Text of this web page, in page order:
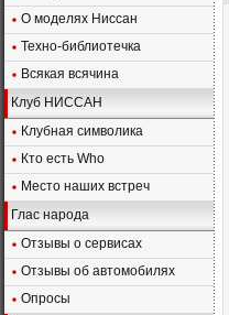
О моделях Ниссан
Техно-библиотечка
Всякая всячина
Клуб НИССАН
Клубная символика
Кто есть Who
Место наших встреч
Глас народа
Отзывы о сервисах
Отзывы об автомобилях
Опросы